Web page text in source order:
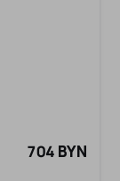
704 BYN